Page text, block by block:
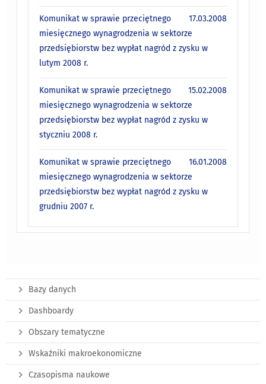
17.03.2008
Komunikat w sprawie przeciętnego
miesięcznego wynagrodzenia w sektorze
przedsiębiorstw bez wypłat nagród z zysku w
lutym 2008 r.
15.02.2008
Komunikat w sprawie przeciętnego
miesięcznego wynagrodzenia w sektorze
przedsiębiorstw bez wypłat nagród z zysku w
styczniu 2008 r.
16.01.2008
Komunikat w sprawie przeciętnego
miesięcznego wynagrodzenia w sektorze
przedsiębiorstw bez wypłat nagród z zysku w
grudniu 2007 r.
Bazy danych
Dashboardy
Obszary tematyczne
Wskaźniki makroekonomiczne
Czasopisma naukowe